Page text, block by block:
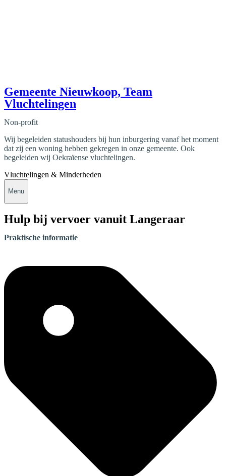
Gemeente Nieuwkoop, Team
Vluchtelingen
Non-profit
Wij begeleiden statushouders bij hun inburgering vanaf het moment
dat zij een woning hebben gekregen in onze gemeente. Ook
begeleiden wij Oekraïense vluchtelingen.
Vluchtelingen & Minderheden
Menu
Hulp bij vervoer vanuit Langeraar
Praktische informatie